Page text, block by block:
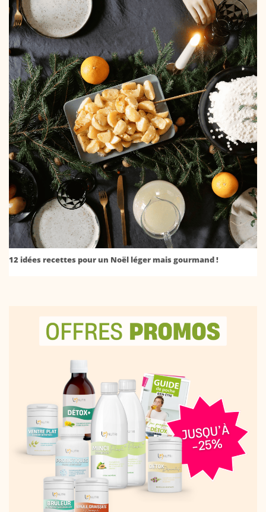
12 idées recettes pour un Noël léger mais gourmand !